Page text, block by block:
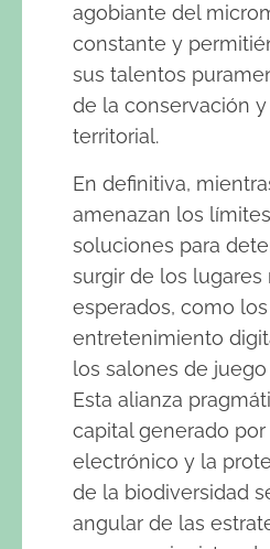
agobiante del
constante y
sus talentos
de la conservación
territorial.
En definitiva,
amenazan los
soluciones para
surgir de los lugares
esperados, como
entretenimiento
los salones de
Esta alianza
capital generado
electrónico y la
de la biodiversidad
angular de las